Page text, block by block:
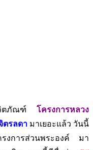
ลิตภัณฑ์ โครงการหลวง
ตรลดามาเยอะแล้ว วันนี้
รงการส่วนพระองค์ มา